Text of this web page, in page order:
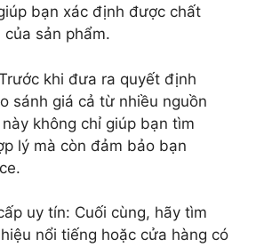
bạn xác định được chất
sản phẩm.
khi đưa ra quyết định
sánh giá cả từ nhiều nguồn
không chỉ giúp bạn tìm
lý mà còn đảm bảo bạn
uy tín: Cuối cùng, hãy tìm
nổi tiếng hoặc cửa hàng có